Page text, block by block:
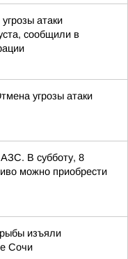
атаки
сообщили в
угрозы атаки
В субботу, 8
можно приобрести
изъяли
Сочи